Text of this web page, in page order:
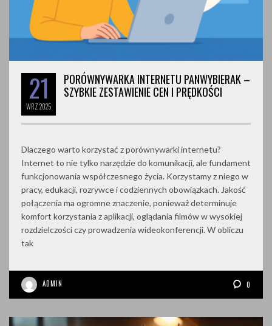
21
WRZ2025
PORÓWNYWARKA INTERNETU PANWYBIERAK –
SZYBKIE ZESTAWIENIE CEN I PRĘDKOŚCI
Dlaczego warto korzystać z porównywarki internetu?
Internet to nie tylko narzędzie do komunikacji, ale fundament
funkcjonowania współczesnego życia. Korzystamy z niego w
pracy, edukacji, rozrywce i codziennych obowiązkach. Jakość
połączenia ma ogromne znaczenie, ponieważ determinuje
komfort korzystania z aplikacji, oglądania filmów w wysokiej
rozdzielczości czy prowadzenia wideokonferencji. W obliczu
tak
ADMIN 0